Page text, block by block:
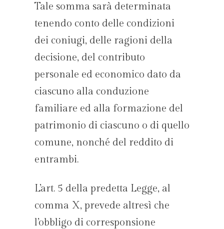
Tale somma sarà determinata
tenendo conto delle condizioni
dei coniugi, delle ragioni della
decisione, del contributo
personale ed economico dato da
ciascuno alla conduzione
familiare ed alla formazione del
patrimonio di ciascuno o di quello
comune, nonché del reddito di
entrambi.
L’art. 5 della predetta Legge, al
comma X, prevede altresì che
l’obbligo di corresponsione